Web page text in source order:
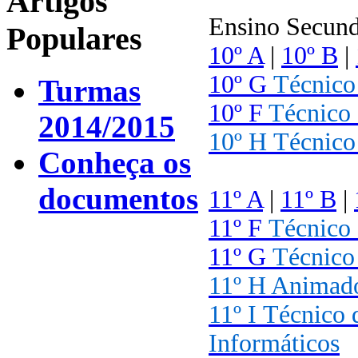
Ensino
10º A| 10º B |
10º G
10º F Técnico
10º H
11º A| 11º B |
11º F Técnico
11º G
11º H
11º I Técnico
Informáticos
Populares
Turmas
2014/2015
Conheça os
documentos